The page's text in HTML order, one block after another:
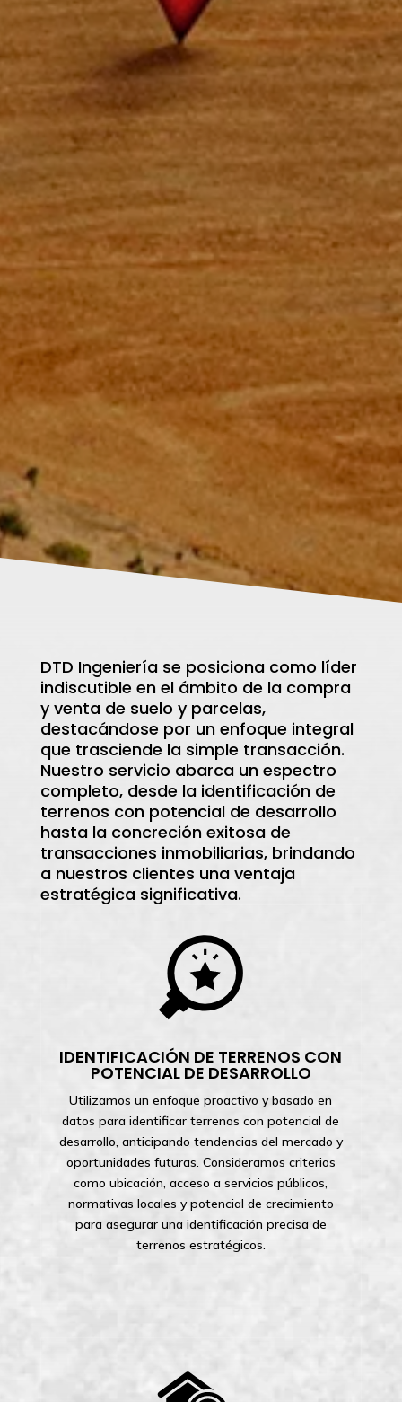
DTD Ingeniería se posiciona como líder
indiscutible en el ámbito de la compra
y venta de suelo y parcelas,
destacándose por un enfoque integral
que trasciende la simple transacción.
Nuestro servicio abarca un espectro
completo, desde la identificación de
terrenos con potencial de desarrollo
hasta la concreción exitosa de
transacciones inmobiliarias, brindando
a nuestros clientes una ventaja
estratégica significativa.
IDENTIFICACIÓN DE TERRENOS CON
POTENCIAL DE DESARROLLO
Utilizamos un enfoque proactivo y basado en
datos para identificar terrenos con potencial de
desarrollo, anticipando tendencias del mercado y
oportunidades futuras. Consideramos criterios
como ubicación, acceso a servicios públicos,
normativas locales y potencial de crecimiento
para asegurar una identificación precisa de
terrenos estratégicos.